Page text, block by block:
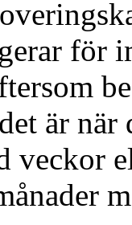
för
är
veckor